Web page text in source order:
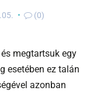
(0)
megtartsuk egy
esetében ez talán
azonban